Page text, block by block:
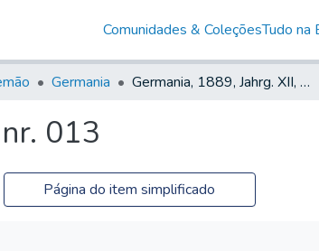
Comunidades & ColeçõesTudo na
Germania Germania, 1889, Jahrg. XII, nr. 013
013
Página do item simplificado